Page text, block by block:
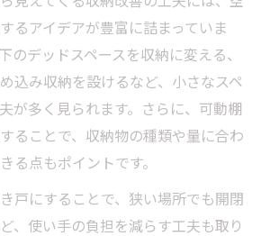
るアイデアが豊富に詰まっていま
のデッドスペースを収納に変える、
込み収納を設けるなど、小さなスペ
が多く見られます。さらに、可動棚
ることで、収納物の種類や量に合わ
る点もポイントです。
戸にすることで、狭い場所でも開閉
、使い手の負担を減らす工夫も取り